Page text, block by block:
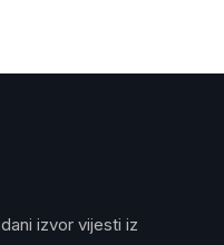
izvor vijesti iz